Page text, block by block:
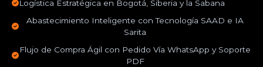
Logística Estratégica en Bogotá, Siberia y la Sabana
Abastecimiento Inteligente con Tecnología SAAD e IA
Sarita
Flujo de Compra Ágil con Pedido Vía WhatsApp y Soporte
PDF